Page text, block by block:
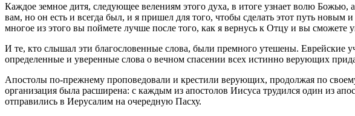
Каждое земное дитя, следующее велениям этого духа, в итоге узнает волю Божью,
вам, но он есть и всегда был, и я пришел для того, чтобы сделать этот путь
многое из этого вы поймете лучше после того, как я вернусь к Отцу и вы сможете
И те, кто слышал эти благословенные слова, были премного утешены. Еврейские
определенные и уверенные слова о вечном спасении всех истинно верующих
Апостолы по-прежнему проповедовали и крестили верующих, продолжая по
организация была расширена: с каждым из апостолов Иисуса трудился один из
отправились в Иерусалим на очередную Пасху.